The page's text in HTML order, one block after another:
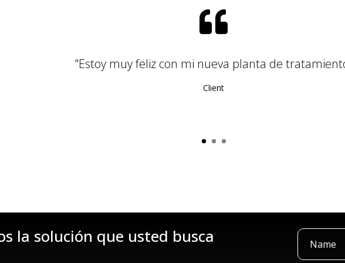

"Estoy muy feliz con mi nueva planta de
Client
la solución que usted busca